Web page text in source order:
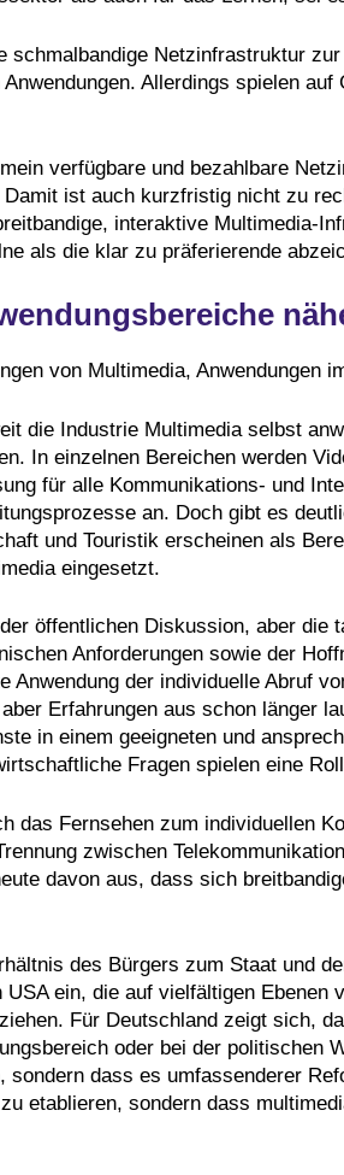
Netzinfrastruktur
Allerdings spielen
verfügbare und bezahlbare
ist auch kurzfristig nicht zu
interaktive Multimedia-
als die klar zu präferierende
von Multimedia, Anwendungen
die Industrie Multimedia selbst
In einzelnen Bereichen werden
für alle Kommunikations- und
an. Doch gibt es
und Touristik erscheinen als
eingesetzt.
öffentlichen Diskussion, aber
Anforderungen sowie der
der individuelle Abruf
Erfahrungen aus schon länger
in einem geeigneten und
Fragen spielen eine
das Fernsehen zum individuellen
zwischen
davon aus, dass sich
des Bürgers zum Staat und
ein, die auf vielfältigen
Für Deutschland zeigt sich,
oder bei der politischen
dass es umfassenderer
etablieren, sondern dass